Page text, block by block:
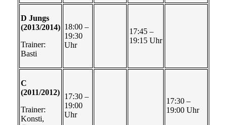
D Jungs
(2013/2014)
Trainer:
Basti
18:00 –
19:30
Uhr
17:45 –
19:15 Uhr
C
(2011/2012)
Trainer:
Konsti,
17:30 –
19:00
Uhr
17:30 –
19:00 Uhr